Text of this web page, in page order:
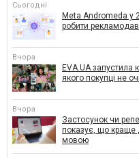
Сьогодні
Meta Andromeda у
робити
Вчора
EVA.UA запустила
якого покупці не
Вчора
Застосунок чи
показує, що краще
мовою